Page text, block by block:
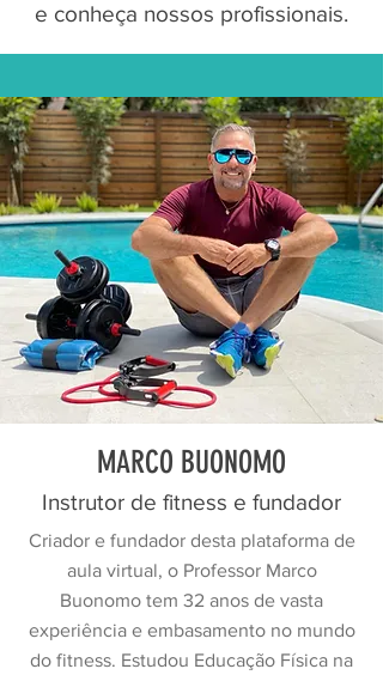
e conheça nossos profissionais.
MARCO BUONOMO
Instrutor de fitness e fundador
Criador e fundador desta plataforma de
aula virtual, o Professor Marco
Buonomo tem 32 anos de vasta
experiência e embasamento no mundo
do fitness. Estudou Educação Física na